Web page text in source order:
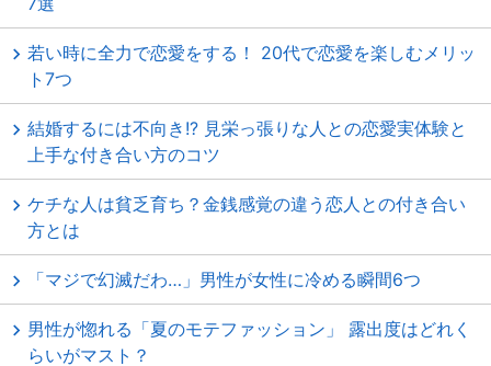
若い時に全力で恋愛をする！ 20代で恋愛を楽しむメリッ
ト7つ
結婚するには不向き!? 見栄っ張りな人との恋愛実体験と
上手な付き合い方のコツ
ケチな人は貧乏育ち？金銭感覚の違う恋人との付き合い
方とは
「マジで幻滅だわ…」男性が女性に冷める瞬間6つ
男性が惚れる「夏のモテファッション」 露出度はどれく
らいがマスト？